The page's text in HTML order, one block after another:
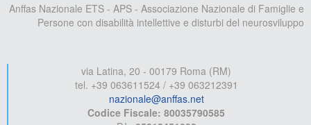
Anffas Nazionale ETS - APS - Associazione Nazionale di Famiglie e
Persone con disabilità intellettive e disturbi del neurosviluppo
via Latina, 20 - 00179 Roma (RM)
tel. +39 063611524 / +39 063212391
nazionale@anffas.net
Codice Fiscale: 80035790585